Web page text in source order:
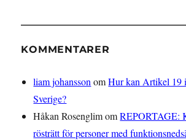
KOMMENTARER
liam johansson omHur kan Artikel 19
Sverige?
Håkan RosenglimomREPORTAGE:
rösträtt för personer med